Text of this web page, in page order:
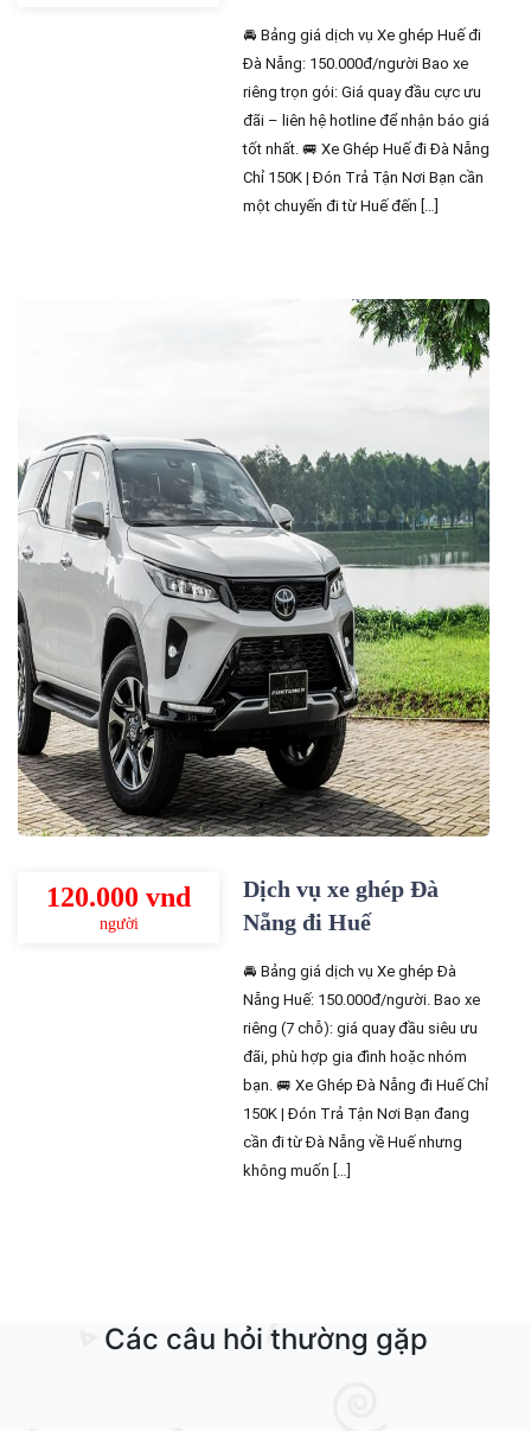
🚘 Bảng giá dịch vụ Xe ghép Huế đi
Đà Nẵng: 150.000đ/người Bao xe
riêng trọn gói: Giá quay đầu cực ưu
đãi – liên hệ hotline để nhận báo giá
tốt nhất. 🚐 Xe Ghép Huế đi Đà Nẵng
Chỉ 150K | Đón Trả Tận Nơi Bạn cần
một chuyến đi từ Huế đến […]
120.000 vnd
người
Dịch vụ xe ghép Đà
Nẵng đi Huế
🚘 Bảng giá dịch vụ Xe ghép Đà
Nẵng Huế: 150.000đ/người. Bao xe
riêng (7 chỗ): giá quay đầu siêu ưu
đãi, phù hợp gia đình hoặc nhóm
bạn. 🚐 Xe Ghép Đà Nẵng đi Huế Chỉ
150K | Đón Trả Tận Nơi Bạn đang
cần đi từ Đà Nẵng về Huế nhưng
không muốn […]
Các câu hỏi thường gặp